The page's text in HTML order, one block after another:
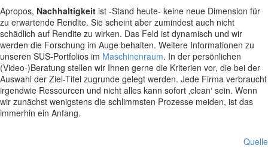
Apropos, Nachhaltigkeit ist -Stand heute- keine neue Dimension für
zu erwartende Rendite. Sie scheint aber zumindest auch nicht
schädlich auf Rendite zu wirken. Das Feld ist dynamisch und wir
werden die Forschung im Auge behalten. Weitere Informationen zu
unseren SUS-Portfolios im Maschinenraum. In der persönlichen
(Video-)Beratung stellen wir Ihnen gerne die Kriterien vor, die bei der
Auswahl der Ziel-Titel zugrunde gelegt werden. Jede Firma verbraucht
irgendwie Ressourcen und nicht alles kann sofort ‚clean‘ sein. Wenn
wir zunächst wenigstens die schlimmsten Prozesse meiden, ist das
immerhin ein Anfang.
Quelle